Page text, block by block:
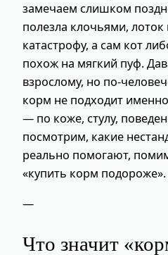
замечаем слишком
полезла клочьями,
катастрофу, а сам кот
похож на мягкий пуф.
взрослому, но по-
корм не подходит
— по коже, стулу,
посмотрим, какие
реально помогают,
«купить корм подороже».
—
Что значит